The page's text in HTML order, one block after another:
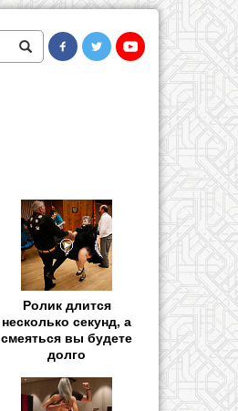
Ролик длится
несколько секунд, а
смеяться вы будете
долго